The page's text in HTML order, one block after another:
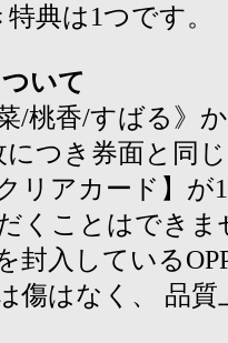
典は1つです。
いて
/桃香/すばる》
つき券面と同
リアカード】が
くことはできま
封入している
傷はなく、 品